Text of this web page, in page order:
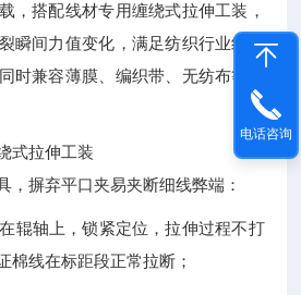
，搭配线材专用缠绕式拉伸工装，
瞬间力值变化，满足纺织行业纱线
时兼容薄膜、编织带、无纺布等软
式拉伸工装
，摒弃平口夹易夹断细线弊端：
辊轴上，锁紧定位，拉伸过程不打
棉线在标距段正常拉断；
电话咨询